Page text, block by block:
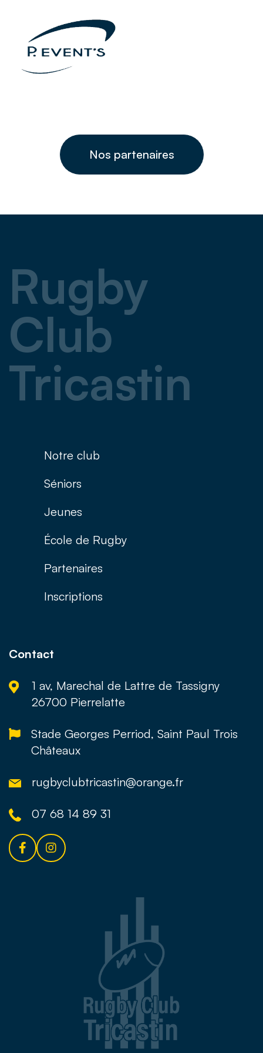
Nos partenaires
Rugby
Club
Tricastin
Notre club
Séniors
Jeunes
École de Rugby
Partenaires
Inscriptions
Contact
1 av, Marechal de Lattre de Tassigny
26700 Pierrelatte
Stade Georges Perriod, Saint Paul Trois
Châteaux
rugbyclubtricastin@orange.fr
07 68 14 89 31